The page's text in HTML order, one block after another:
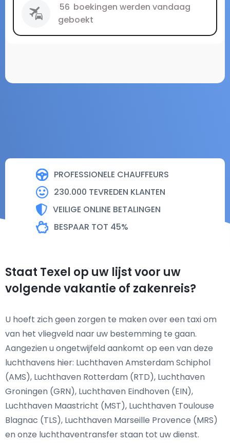
PROFESSIONELE CHAUFFEURS
230.000 TEVREDEN KLANTEN
VEILIGE ONLINE BETALINGEN
BESPAAR TOT 45%
56 boekingen werden vandaag
geboekt
Staat Texel op uw lijst voor uw
volgende vakantie of zakenreis?
U hoeft zich geen zorgen te maken over een taxi om
van het vliegveld naar uw bestemming te gaan.
Aangezien u ongetwijfeld aankomt op een van deze
luchthavens hier: Luchthaven Amsterdam Schiphol
(AMS), Luchthaven Rotterdam (RTD), Luchthaven
Groningen (GRN), Luchthaven Eindhoven (EIN),
Luchthaven Maastricht (MST), Luchthaven Toulouse
Blagnac (TLS), Luchthaven Marseille Provence (MRS)
en onze luchthaventransfer staan tot uw dienst.